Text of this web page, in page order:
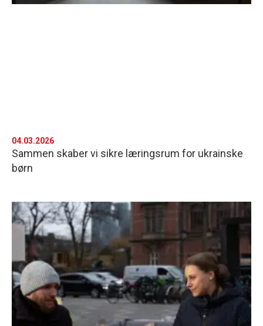
Sammen skaber vi sikre læringsrum for ukrainske
børn
04.03.2026